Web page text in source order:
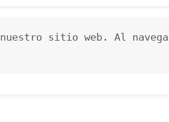
sitio web. Al